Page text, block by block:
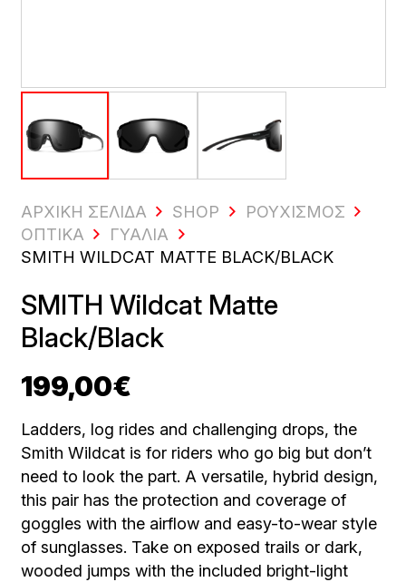
ΑΡΧΙΚΗ ΣΕΛΙΔΑ SHOP
ΡΟΥΧΙΣΜΌΣ
ΟΠΤΙΚΆ
ΓΥΑΛΙΆ
SMITH WILDCAT MATTE BLACK/BLACK
SMITH Wildcat Matte
Black/Black
199,00€
Ladders, log rides and challenging drops, the
Smith Wildcat is for riders who go big but don’t
need to look the part. A versatile, hybrid design,
this pair has the protection and coverage of
goggles with the airflow and easy-to-wear style
of sunglasses. Take on exposed trails or dark,
wooded jumps with the included bright-light